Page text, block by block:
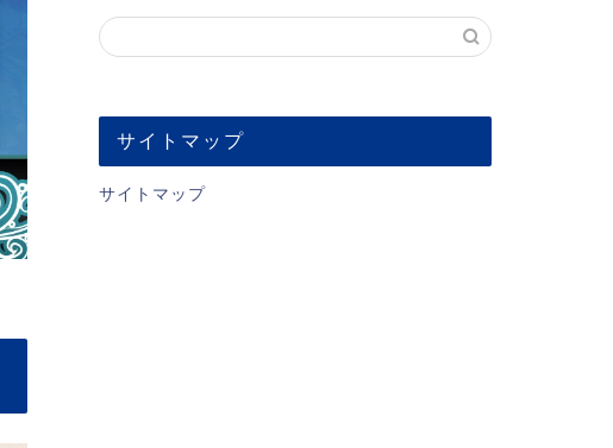
サイトマップ
サイトマップ